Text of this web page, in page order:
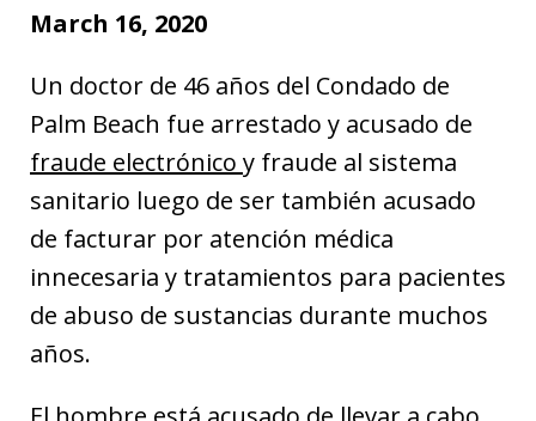
March 16, 2020
Un doctor de 46 años del Condado de
Palm Beach fue arrestado y acusado de
fraude electrónico y fraude al sistema
sanitario luego de ser también acusado
de facturar por atención médica
innecesaria y tratamientos para pacientes
de abuso de sustancias durante muchos
años.